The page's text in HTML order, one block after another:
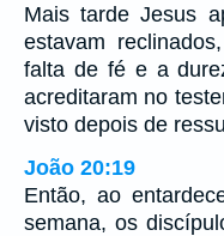
Mais tarde Jesus
estavam
falta de fé e a
acreditaram no
visto depois de
João 20:19
Então, ao
semana, os